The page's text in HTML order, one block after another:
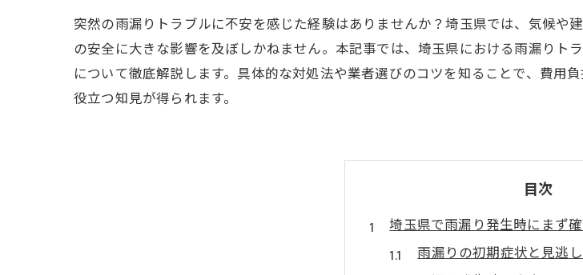
突然の雨漏りトラブルに不安を感じた経験はありませんか？埼玉県では、気候
の安全に大きな影響を及ぼしかねません。本記事では、埼玉県における雨漏り
について徹底解説します。具体的な対処法や業者選びのコツを知ることで、費用
役立つ知見が得られます。
目次
埼玉県で雨漏り発生時にまず
雨漏りの初期症状と見逃